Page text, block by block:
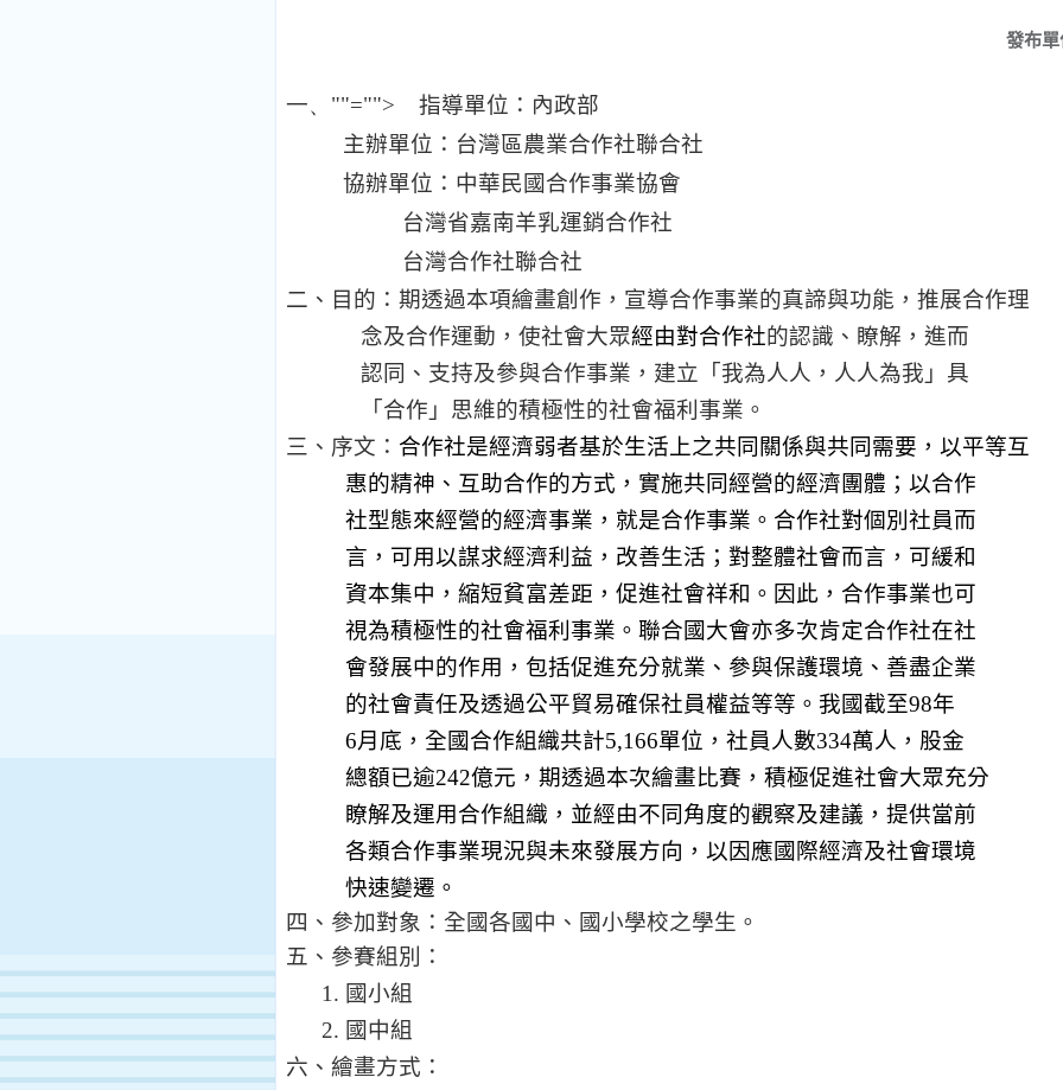
發布
一、 ""=""> 指導單位：內政部
主辦單位：台灣區農業合作社聯合社
協辦單位：中華民國合作事業協會
台灣省嘉南羊乳運銷合作社
台灣合作社聯合社
二、目的：期透過本項繪畫創作，宣導合作事業的真諦與功能，推展合作理
念及合作運動，使社會大眾經由對合作社的認識、瞭解，進而
認同、支持及參與合作事業，建立「我為人人，人人為我」具
「合作」思維的積極性的社會福利事業。
三、序文： 合作社是經濟弱者基於生活上之共同關係與共同需要，以平等互
惠的精神、互助合作的方式，實施共同經營的經濟團體；以合作
社型態來經營的經濟事業，就是合作事業。合作社對個別社員而
言，可用以謀求經濟利益，改善生活；對整體社會而言，可緩和
資本集中，縮短貧富差距，促進社會祥和。因此，合作事業也可
視為積極性的社會福利事業。聯合國大會亦多次肯定合作社在社
會發展中的作用，包括促進充分就業、參與保護環境、善盡企業
的社會責任及透過公平貿易確保社員權益等等。我國截至98年
6月 底，全國合作組織共計5,166單位，社員人數334萬人，股金
總額已逾242億元，期透過本次繪畫比賽，積極促進社會大眾充分
瞭解及運用合作組織，並經由不同角度的觀察及建議，提供當前
各類合作事業現況與未來發展方向，以因應國際經濟及社會環境
快速變遷。
四、 參加對象：全國各國中、國小學校之學生。
五、參賽組別：
1. 國小組
2. 國中組
六、繪畫方式：